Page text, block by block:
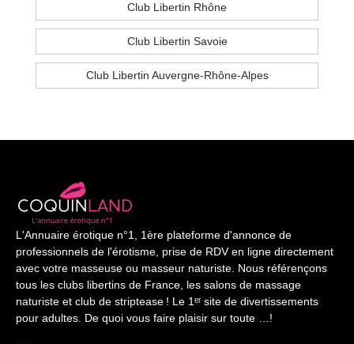
Club Libertin Rhône
Club Libertin Savoie
Club Libertin Auvergne-Rhône-Alpes
L'Annuaire érotique n°1, 1ère plateforme d'annonce de
professionnels de l'érotisme, prise de RDV en ligne directement
avec votre masseuse ou masseur naturiste. Nous référençons
tous les clubs libertins de France, les salons de massage
naturiste et club de striptease ! Le 1ᵉʳ site de divertissements
pour adultes. De quoi vous faire plaisir sur toute …!